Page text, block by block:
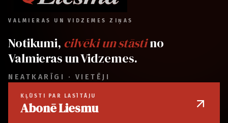
VALMIERAS UN VIDZEMES ZIŅAS
Notikumi, cilvēki un stāstino
Valmieras un Vidzemes.
NEATKARĪGI · VIETĒJI
KĻŪSTI PAR LASĪTĀJU
Abonē Liesmu